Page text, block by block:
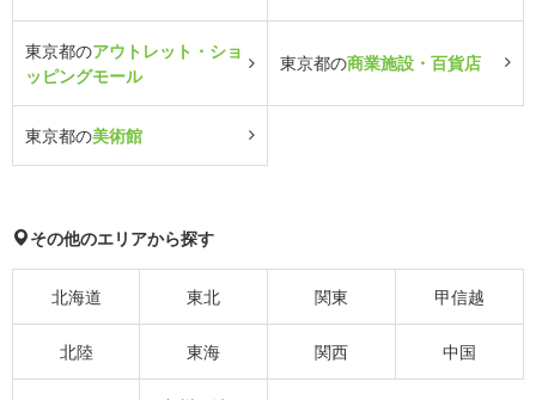
東京都のアウトレット・ショ
ッピングモール
東京都の商業施設・百貨店
東京都の美術館
その他のエリアから探す
北海道 東北 関東 甲信越
北陸 東海 関西 中国